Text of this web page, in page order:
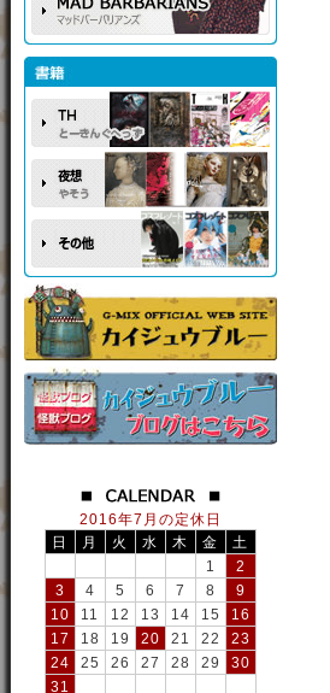
2016年7月の定休日
日
月 火 水 木 金
土
1
2
3
4 5 6 7 8
9
10
11 12 13 14 15
16
17
18 19 20 21 22
23
24
25 26 27 28 29
30
31